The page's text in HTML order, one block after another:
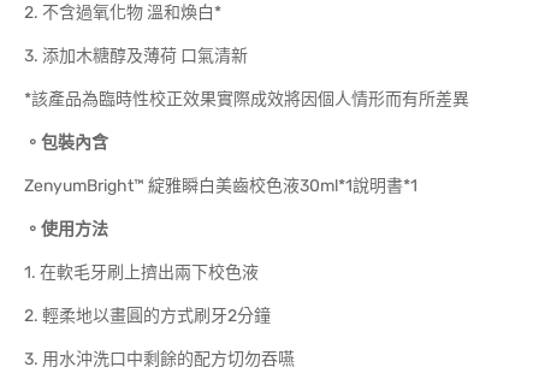
2. 不含過氧化物 溫和煥白*
3. 添加木糖醇及薄荷 口氣清新
*該產品為臨時性校正效果實際成效將因個人情形而有所差異
。包裝內含
ZenyumBright™ 綻雅瞬白美齒校色液30ml*1說明書*1
。使用方法
1. 在軟毛牙刷上擠出兩下校色液
2. 輕柔地以畫圓的方式刷牙2分鐘
3. 用水沖洗口中剩餘的配方切勿吞嚥